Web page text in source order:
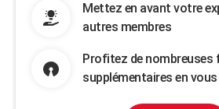
Mettez en avant votre
autres membres
Profitez de
supplémentaires en